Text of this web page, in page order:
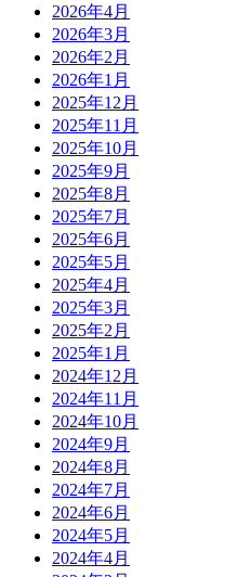
2026年4月
2026年3月
2026年2月
2026年1月
2025年12月
2025年11月
2025年10月
2025年9月
2025年8月
2025年7月
2025年6月
2025年5月
2025年4月
2025年3月
2025年2月
2025年1月
2024年12月
2024年11月
2024年10月
2024年9月
2024年8月
2024年7月
2024年6月
2024年5月
2024年4月